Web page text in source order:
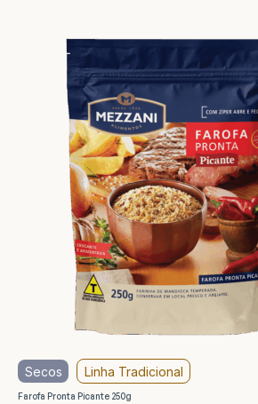
Secos Linha Tradicional
Farofa Pronta Picante 250g